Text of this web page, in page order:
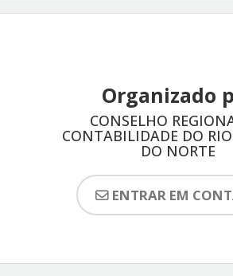
Organizado
CONSELHO
CONTABILIDADE DO
DO NORTE
ENTRAR EM